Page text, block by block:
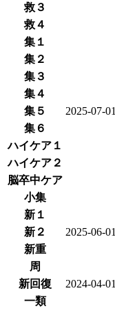
救３
救４
集１
集２
集３
集４
集５
2025-07-01
集６
ハイケア１
ハイケア２
脳卒中ケア
小集
新１
新２
2025-06-01
新重
周
新回復
2024-04-01
一類